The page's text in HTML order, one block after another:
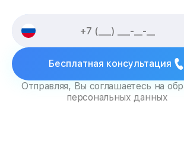
Бесплатная консультация
Отправляя, Вы соглашаетесь на
персональных данных